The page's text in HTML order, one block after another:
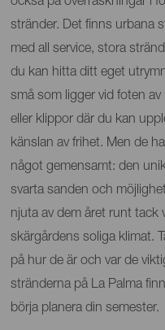
stränder. Det finns urbana
med all service, stora
du kan hitta ditt eget
små som ligger vid foten av
eller klippor där du kan
känslan av frihet. Men de
något gemensamt: den
svarta sanden och
njuta av dem året runt tack
skärgårdens soliga klimat.
på hur de är och var de
stränderna på La Palma
börja planera din semester.